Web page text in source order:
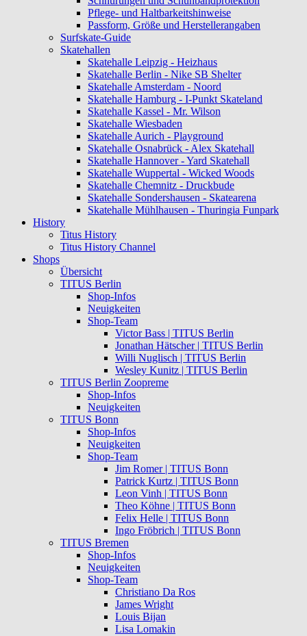
Pflege- und Haltbarkeitshinweise
Passform, Größe und Herstellerangaben
Surfskate-Guide
Skatehallen
Skatehalle Leipzig - Heizhaus
Skatehalle Berlin - Nike SB Shelter
Skatehalle Amsterdam - Noord
Skatehalle Hamburg - I-Punkt Skateland
Skatehalle Kassel - Mr. Wilson
Skatehalle Wiesbaden
Skatehalle Aurich - Playground
Skatehalle Osnabrück - Alex Skatehall
Skatehalle Hannover - Yard Skatehall
Skatehalle Wuppertal - Wicked Woods
Skatehalle Chemnitz - Druckbude
Skatehalle Sondershausen - Skatearena
Skatehalle Mühlhausen - Thuringia Funpark
History
Titus History
Titus History Channel
Shops
Übersicht
TITUS Berlin
Shop-Infos
Neuigkeiten
Shop-Team
Victor Bass | TITUS Berlin
Jonathan Hätscher | TITUS Berlin
Willi Nuglisch | TITUS Berlin
Wesley Kunitz | TITUS Berlin
TITUS Berlin Zoopreme
Shop-Infos
Neuigkeiten
TITUS Bonn
Shop-Infos
Neuigkeiten
Shop-Team
Jim Romer | TITUS Bonn
Patrick Kurtz | TITUS Bonn
Leon Vinh | TITUS Bonn
Theo Köhne | TITUS Bonn
Felix Helle | TITUS Bonn
Ingo Fröbrich | TITUS Bonn
TITUS Bremen
Shop-Infos
Neuigkeiten
Shop-Team
Christiano Da Ros
James Wright
Louis Bijan
Lisa Lomakin